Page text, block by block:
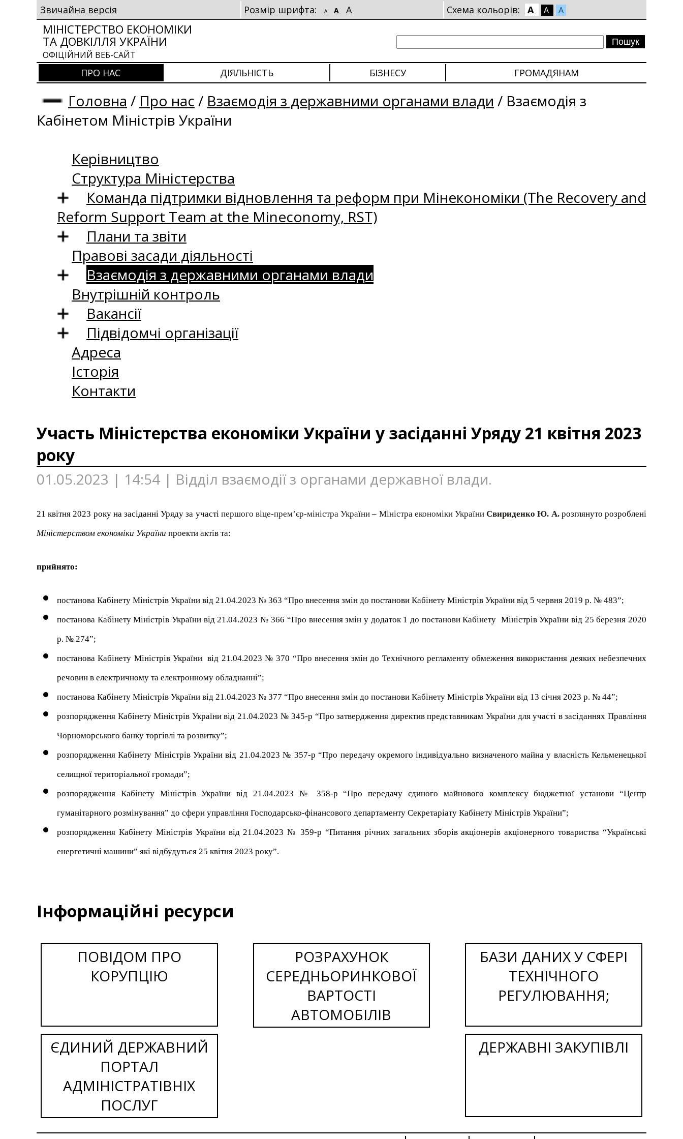
Звичайна версія Розмір шрифта: A A A Схема кольорів: A A A
МІНІСТЕРСТВО ЕКОНОМІКИ
ТА ДОВКІЛЛЯ УКРАЇНИ
ОФІЦІЙНИЙ ВЕБ-САЙТ
ПРО НАС ДІЯЛЬНІСТЬ БІЗНЕСУ ГРОМАДЯНАМ
Головна / Про нас / Взаємодія з державними органами влади / Взаємодія з
Кабінетом Міністрів України
Керівництво
Структура Міністерства
Команда підтримки відновлення та реформ при Мінекономіки (The Recovery and
Reform Support Team at the Mineconomy, RST)
Плани та звіти
Правові засади діяльності
Взаємодія з державними органами влади
Внутрішній контроль
Вакансії
Підвідомчі організації
Адреса
Історія
Контакти
Участь Міністерства економіки України у засіданні Уряду 21 квітня 2023
року
01.05.2023 | 14:54 | Відділ взаємодії з органами державної влади.
21 квітня 2023 року на засіданні Уряду за участі першого віце-прем’єр-міністра України – Міністра економіки УкраїниСвириденко Ю. А. розглянуто розроблені
Міністерством економіки України проекти актів та:
прийнято:
постанова Кабінету Міністрів України від 21.04.2023 № 363 “Про внесення змін до постанови Кабінету Міністрів України від 5 червня 2019 р. № 483”;
постанова Кабінету Міністрів України від 21.04.2023 № 366 “Про внесення змін у додаток 1 до постанови Кабінету Міністрів України від 25 березня 2020
р. № 274”;
постанова Кабінету Міністрів України від 21.04.2023 № 370 “Про внесення змін до Технічного регламенту обмеження використання деяких небезпечних
речовин в електричному та електронному обладнанні”;
постанова Кабінету Міністрів України від 21.04.2023 № 377 “Про внесення змін до постанови Кабінету Міністрів України від 13 січня 2023 р. № 44”;
розпорядження Кабінету Міністрів України від 21.04.2023 № 345-р “Про затвердження директив представникам України для участі в засіданнях Правління
Чорноморського банку торгівлі та розвитку”;
розпорядження Кабінету Міністрів України від 21.04.2023 № 357-р “Про передачу окремого індивідуально визначеного майна у власність Кельменецької
селищної територіальної громади”;
розпорядження Кабінету Міністрів України від 21.04.2023 № 358-р “Про передачу єдиного майнового комплексу бюджетної установи “Центр
гуманітарного розмінування” до сфери управління Господарсько-фінансового департаменту Секретаріату Кабінету Міністрів України”;
розпорядження Кабінету Міністрів України від 21.04.2023 № 359-р “Питання річних загальних зборів акціонерів акціонерного товариства “Українські
енергетичні машини” які відбудуться 25 квітня 2023 року”.
Інформаційні ресурси
ПОВІДОМ ПРО
КОРУПЦІЮ
РОЗРАХУНОК
СЕРЕДНЬОРИНКОВОЇ
ВАРТОСТІ
АВТОМОБІЛІВ
БАЗИ ДАНИХ У СФЕРІ
ТЕХНІЧНОГО
РЕГУЛЮВАННЯ;
ЄДИНИЙ ДЕРЖАВНИЙ
ПОРТАЛ
АДМІНІСТРАТІВНІХ
ПОСЛУГ
ДЕРЖАВНІ ЗАКУПІВЛІ